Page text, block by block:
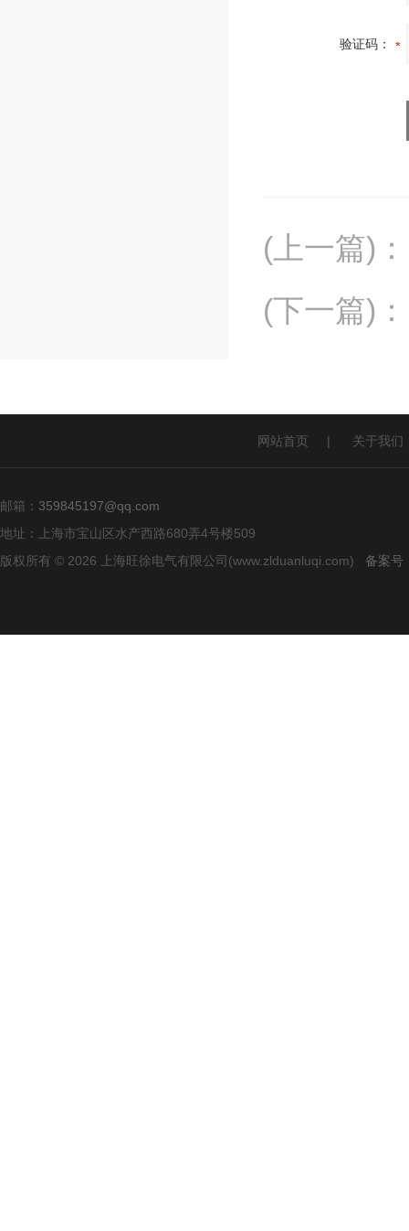
验证码：
(上一篇) ：
(下一篇) ：
网站首页 | 关于我们
邮箱： 359845197@qq.com
地址：上海市宝山区水产西路680弄4号楼509
版权所有 © 2026 上海旺徐电气有限公司(www.zlduanluqi.com) 备案号